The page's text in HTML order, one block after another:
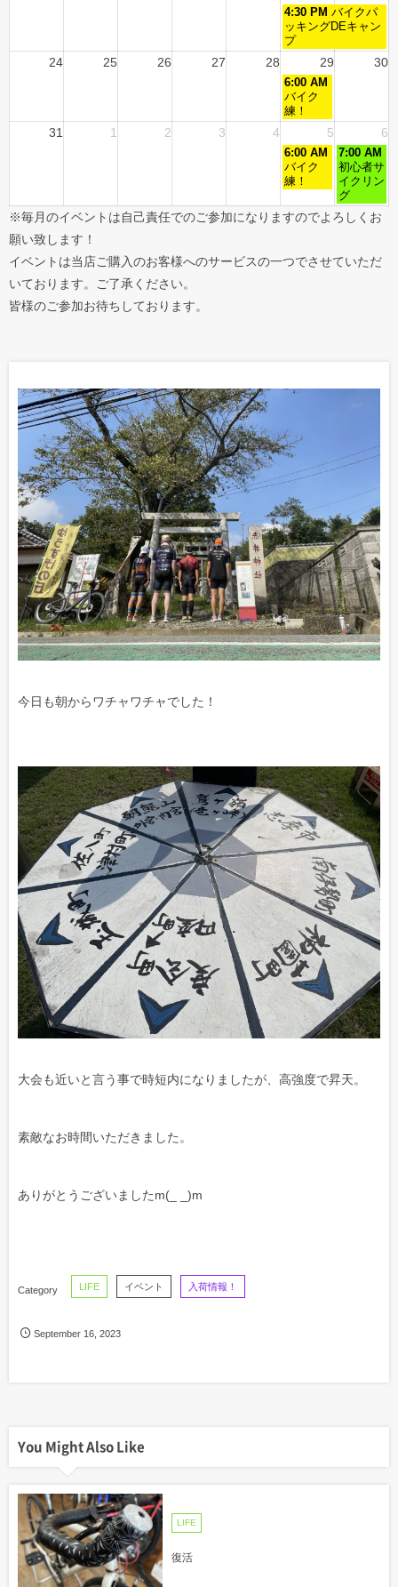
4:30 PM バイクパ
ッキングDEキャン
プ
24 25 26 27 28 29 30
6:00 AM
バイク
練！
31 1 2 3 4 5 6
6:00 AM
バイク
練！
7:00 AM
初心者サ
イクリン
グ
※毎月のイベントは自己責任でのご参加になりますのでよろしくお
願い致します！
イベントは当店ご購入のお客様へのサービスの一つでさせていただ
いております。ご了承ください。
皆様のご参加お待ちしております。
今日も朝からワチャワチャでした！
大会も近いと言う事で時短内になりましたが、高強度で昇天。
素敵なお時間いただきました。
ありがとうございましたm(_ _)m
LIFE イベント 入荷情報！
September 16 ,2023
You Might Also Like
LIFE
復活